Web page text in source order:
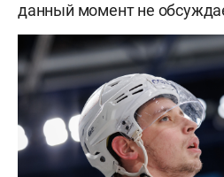
данный момент не